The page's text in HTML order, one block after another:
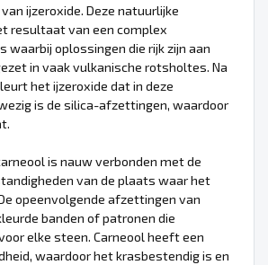
ijzeroxide. Deze natuurlijke
resultaat van een complex
waarbij oplossingen die rijk zijn aan
in vaak vulkanische rotsholtes. Na
het ijzeroxide dat in deze
is de silica-afzettingen, waardoor
is nauw verbonden met de
van de plaats waar het
opeenvolgende afzettingen van
banden of patronen die
elke steen. Carneool heeft een
waardoor het krasbestendig is en